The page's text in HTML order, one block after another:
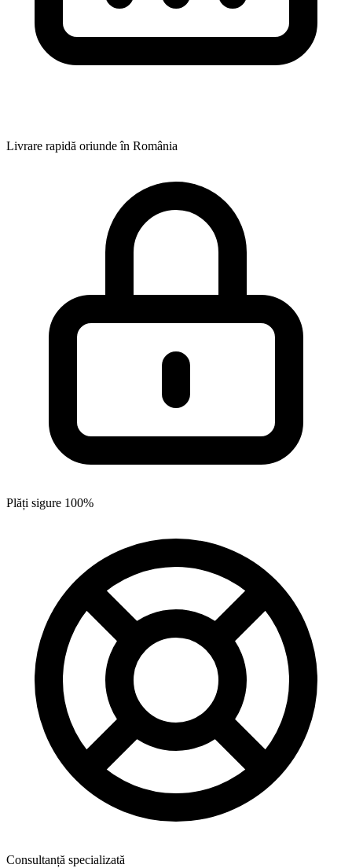
Livrare rapidă oriunde în România
Plăți sigure 100%
Consultanță specializată